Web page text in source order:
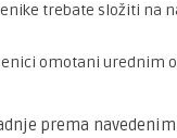
trebate složiti na
omotani urednim
prema